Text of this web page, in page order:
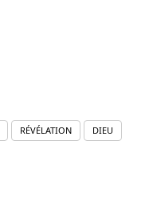
RÉVÉLATION DIEU